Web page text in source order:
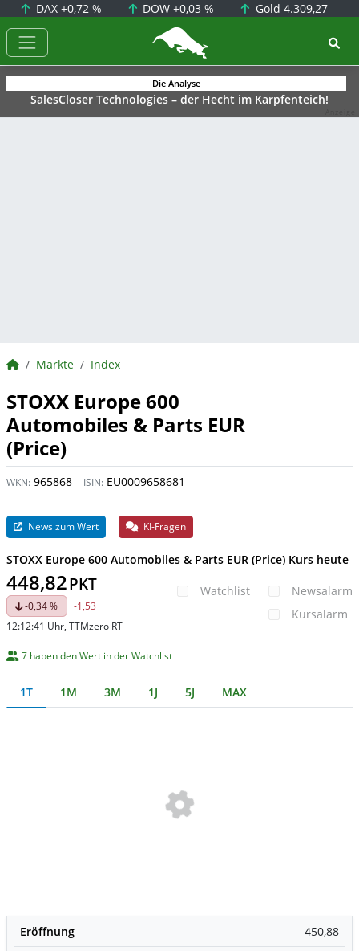
DAX +0,72 % DOW+0,03 % Gold 4.309,27
BörsenNEWS.de
Die Analyse
SalesCloser Technologies – der Hecht im Karpfenteich!
BörsenNEWS.de
Märkte Index
STOXX Europe 600
Automobiles & Parts EUR
(Price)
WKN: 965868 ISIN: EU0009658681
News zum Wert KI-Fragen
STOXX Europe 600 Automobiles & Parts EUR (Price) Kurs heute
448,82PKT
-0,34 %
-1,53
12:12:41 Uhr, TTMzero RT
Watchlist
Newsalarm
Kursalarm
7 haben den Wert in der Watchlist
1T 1M 3M 1J 5J MAX
Eröffnung
450,88